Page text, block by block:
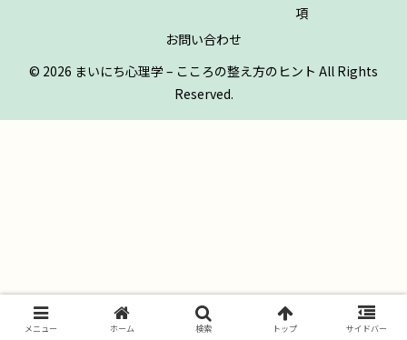
項
お問い合わせ
© 2026 まいにち心理学 – こころの整え方のヒント All Rights
Reserved.
メニュー ホーム 検索 トップ サイドバー